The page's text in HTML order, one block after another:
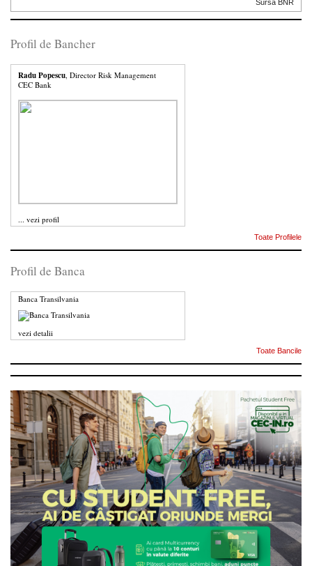
Sursa BNR
Profil de Bancher
Radu Popescu , Director Risk Management
CEC Bank
... vezi profil
Toate Profilele
Profil de Banca
Banca Transilvania
vezi detalii
Toate Bancile